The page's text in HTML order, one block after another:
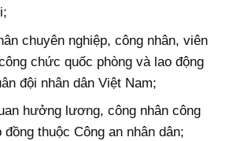
chuyên nghiệp, công nhân, viên
chức quốc phòng và lao động
đội nhân dân Việt Nam;
hưởng lương, công nhân công
thuộc Công an nhân dân;